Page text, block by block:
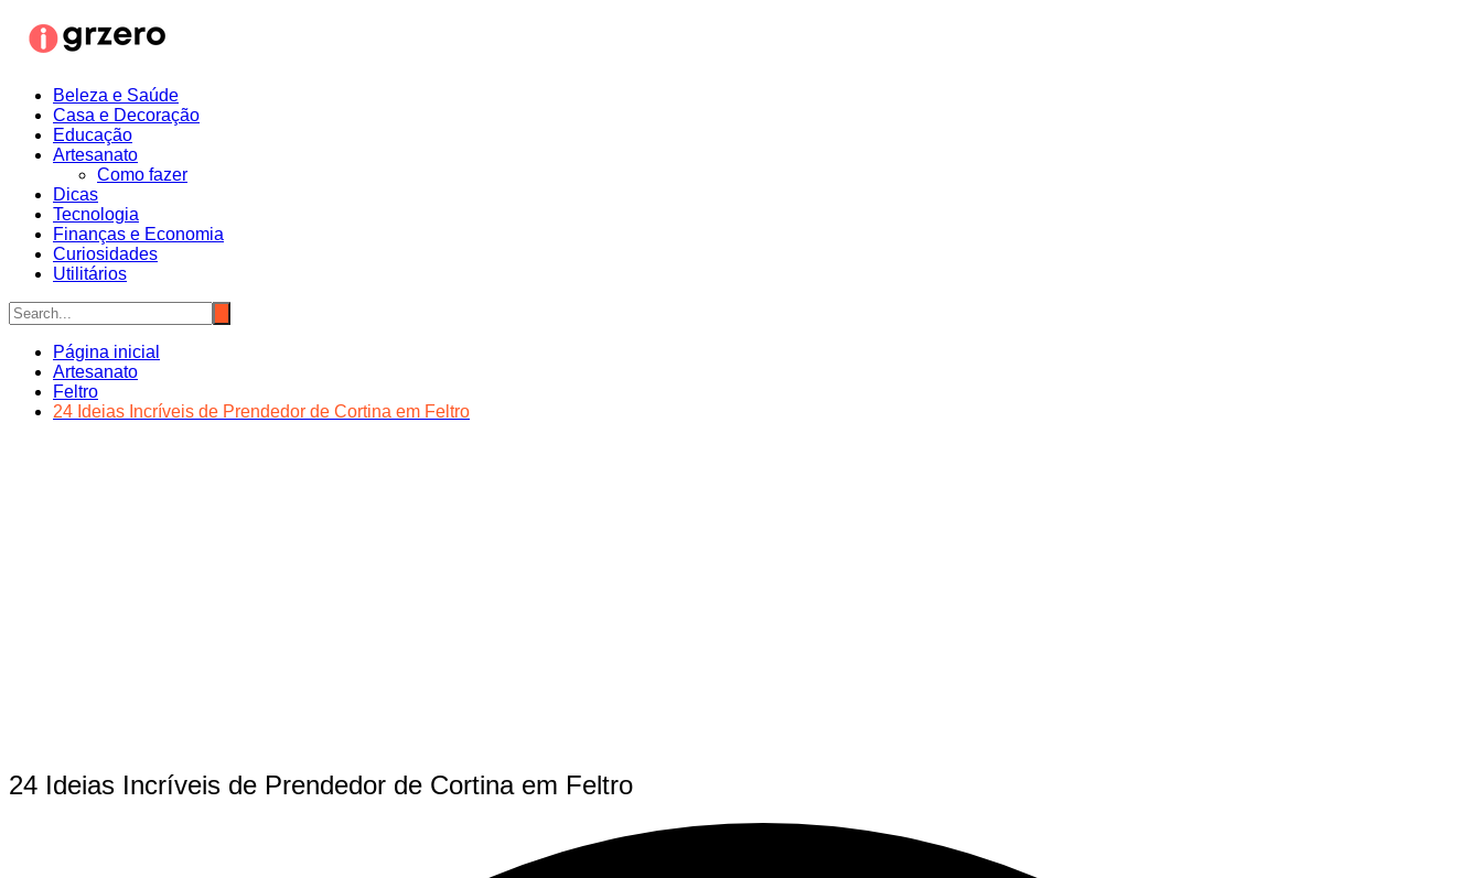
para
Beleza e Saúde
Casa e Decoração
Educação
Artesanato
Como fazer
Dicas
Tecnologia
Finanças e Economia
Curiosidades
Utilitários
Página inicial
Artesanato
Feltro
24 Ideias Incríveis de Prendedor de Cortina em Feltro
24 Ideias Incríveis de Prendedor de Cortina em Feltro